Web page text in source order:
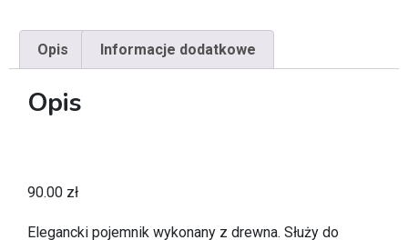
Opis Informacje dodatkowe
Opis
90.00 zł
Elegancki pojemnik wykonany z drewna. Służy do